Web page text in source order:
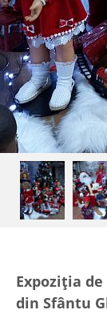
Expoziția
din Sfântu